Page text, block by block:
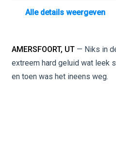
Alle details weergeven
AMERSFOORT, UT — Niks in
extreem hard geluid wat leek
en toen was het ineens weg.